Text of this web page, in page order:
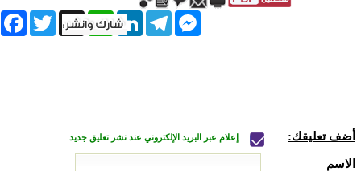
Twitter X
WhatsAppLinkedInTelegram
Messenger
أضف تعليقك: إعلام عبر البريد الإلكتروني عند نشر تعليق جديد
الاسم